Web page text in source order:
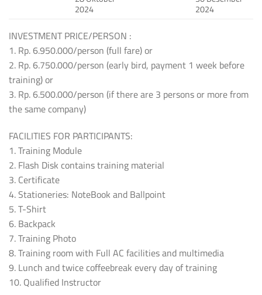
2024 2024
INVESTMENT PRICE/PERSON :
1. Rp. 6.950.000/person (full fare) or
2. Rp. 6.750.000/person (early bird, payment 1 week before
training) or
3. Rp. 6.500.000/person (if there are 3 persons or more from
the same company)
FACILITIES FOR PARTICIPANTS:
1. Training Module
2. Flash Disk contains training material
3. Certificate
4. Stationeries: NoteBook and Ballpoint
5. T-Shirt
6. Backpack
7. Training Photo
8. Training room with Full AC facilities and multimedia
9. Lunch and twice coffeebreak every day of training
10. Qualified Instructor